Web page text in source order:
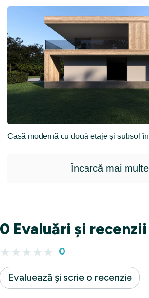
Încarcă mai multe
0 Evaluări și recenzii
★ ★ ★ ★ ★ 0
Evaluează și scrie o recenzie